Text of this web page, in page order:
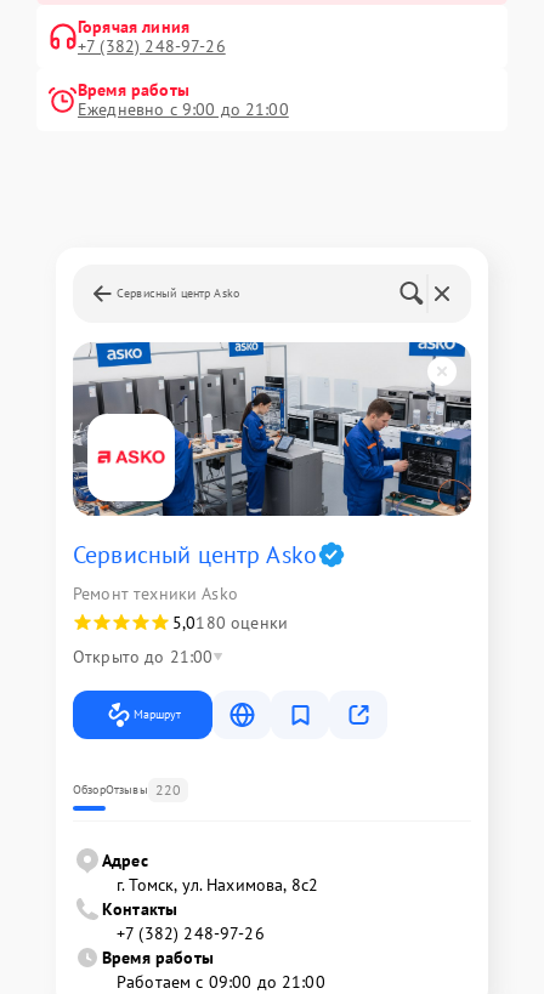
Горячая линия
+7 (382) 248-97-26
Время работы
Ежедневно с 9:00 до 21:00
Сервисный центр Asko
Сервисный центр Asko
Ремонт техники Asko
5,0180 оценки
Открыто до 21:00
Маршрут
ОбзорОтзывы 220
Адрес
г. Томск, ул. Нахимова, 8с2
Контакты
+7 (382) 248-97-26
Время работы
Работаем с 09:00 до 21:00